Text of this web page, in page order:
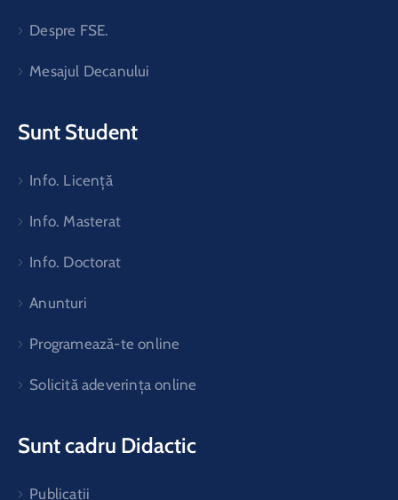
Despre FSE.
Mesajul Decanului
Sunt Student
Info. Licență
Info. Masterat
Info. Doctorat
Anunturi
Programează-te online
Solicită adeverința online
Sunt cadru Didactic
Publicatii